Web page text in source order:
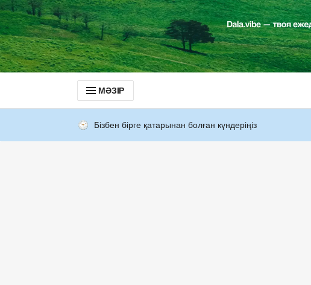
МӘЗІР
Бізбен бірге қатарынан болған күндеріңіз